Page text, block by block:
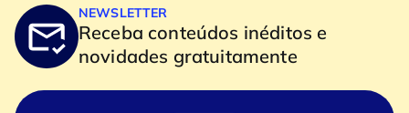
NEWSLETTER
Receba conteúdos inéditos e
novidades gratuitamente